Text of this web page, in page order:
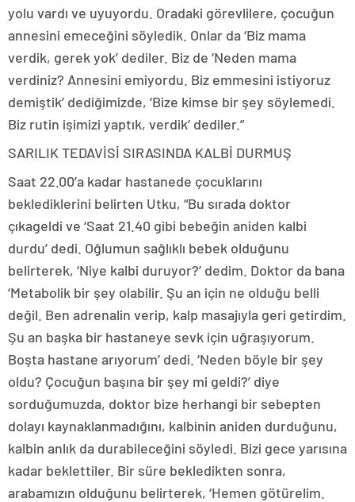
yolu vardı ve uyuyordu. Oradaki görevlilere, çocuğun
annesini emeceğini söyledik. Onlar da ‘Biz mama
verdik, gerek yok’ dediler. Biz de ‘Neden mama
verdiniz? Annesini emiyordu. Biz emmesini istiyoruz
demiştik’ dediğimizde, ‘Bize kimse bir şey söylemedi.
Biz rutin işimizi yaptık, verdik’ dediler.”
SARILIK TEDAVİSİ SIRASINDA KALBİ DURMUŞ
Saat 22.00’a kadar hastanede çocuklarını
beklediklerini belirten Utku, “Bu sırada doktor
çıkageldi ve ‘Saat 21.40 gibi bebeğin aniden kalbi
durdu’ dedi. Oğlumun sağlıklı bebek olduğunu
belirterek, ‘Niye kalbi duruyor?’ dedim. Doktor da bana
‘Metabolik bir şey olabilir. Şu an için ne olduğu belli
değil. Ben adrenalin verip, kalp masajıyla geri getirdim.
Şu an başka bir hastaneye sevk için uğraşıyorum.
Boşta hastane arıyorum’ dedi. ‘Neden böyle bir şey
oldu? Çocuğun başına bir şey mi geldi?’ diye
sorduğumuzda, doktor bize herhangi bir sebepten
dolayı kaynaklanmadığını, kalbinin aniden durduğunu,
kalbin anlık da durabileceğini söyledi. Bizi gece yarısına
kadar beklettiler. Bir süre bekledikten sonra,
arabamızın olduğunu belirterek, ‘Hemen götürelim.